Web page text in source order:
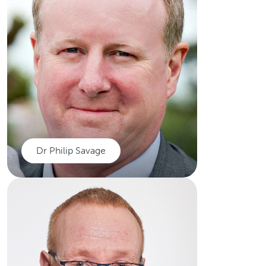
trawsblannu gwaed a mêr
esgyrn ym Mwrdd Iechyd
Prifysgol Caerdydd a'r Fro.
Darllenwch mwy
Dr Philip Savage
Dr Philip Savage
Academydd Clinigol mewn
Imiwno-oncoleg Canser ym
Mhrifysgol Caerdydd.